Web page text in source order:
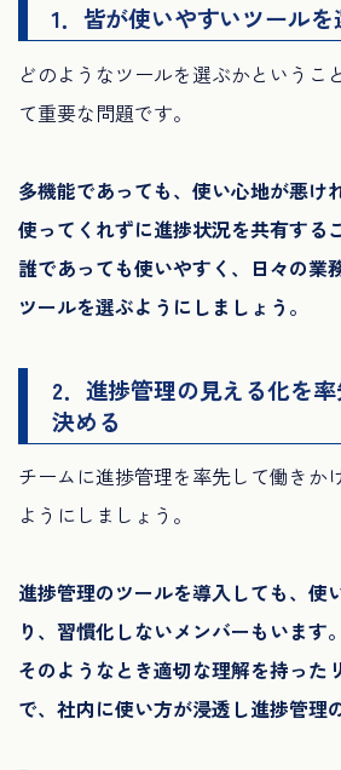
1．皆が使いやすいツールを
どのようなツールを選ぶかというこ
て重要な問題です。
多機能であっても、使い心地が悪け
使ってくれずに進捗状況を共有する
誰であっても使いやすく、日々の業
ツールを選ぶようにしましょう。
2．進捗管理の見える化を
決める
チームに進捗管理を率先して働きか
ようにしましょう。
進捗管理のツールを導入しても、使
り、習慣化しないメンバーもいます。
そのようなとき適切な理解を持った
で、社内に使い方が浸透し進捗管理